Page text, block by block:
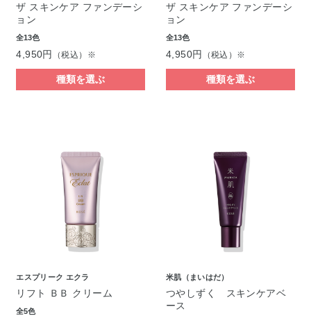
ザ スキンケア ファンデーシ
ョン
全13色
4,950円 （税込）※
種類を選ぶ
ザ スキンケア ファンデーシ
ョン
全13色
4,950円 （税込）※
種類を選ぶ
エスプリーク エクラ
リフト ＢＢ クリーム
全5色
米肌（まいはだ）
つやしずく スキンケアベ
ース